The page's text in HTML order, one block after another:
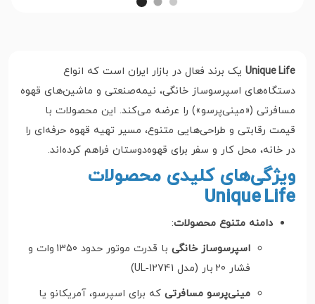
Unique Life یک برند فعال در بازار ایران است که انواع
دستگاه‌های اسپرسوساز خانگی، نیمه‌صنعتی و ماشین‌های قهوه
مسافرتی («مینی‌پرسو») را عرضه می‌کند. این محصولات با
قیمت رقابتی و طراحی‌هایی متنوع، مسیر تهیه قهوه حرفه‌ای را
در خانه، محل کار و سفر برای قهوه‌دوستان فراهم کرده‌اند.
ویژگی‌های کلیدی محصولات
Unique Life
دامنه متنوع محصولات:
اسپرسوساز خانگی
با قدرت موتور حدود 1350 وات و
فشار 20 بار (مدل UL‑12741)
مینی‌پرسو مسافرتی که برای اسپرسو، آمریکانو یا